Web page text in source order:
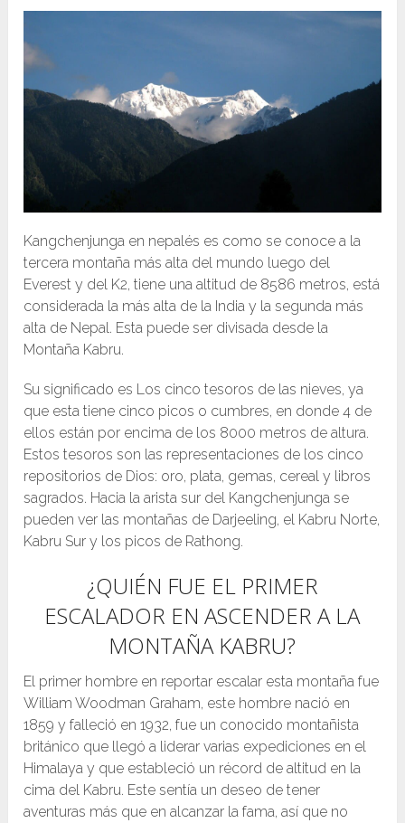
Kangchenjunga en nepalés es como se conoce a la
tercera montaña más alta del mundo luego del
Everest y del K2, tiene una altitud de 8586 metros, está
considerada la más alta de la India y la segunda más
alta de Nepal. Esta puede ser divisada desde la
Montaña Kabru.
Su significado es Los cinco tesoros de las nieves, ya
que esta tiene cinco picos o cumbres, en donde 4 de
ellos están por encima de los 8000 metros de altura.
Estos tesoros son las representaciones de los cinco
repositorios de Dios: oro, plata, gemas, cereal y libros
sagrados. Hacia la arista sur del Kangchenjunga se
pueden ver las montañas de Darjeeling, el Kabru Norte,
Kabru Sur y los picos de Rathong.
¿QUIÉN FUE EL PRIMER
ESCALADOR EN ASCENDER A LA
MONTAÑA KABRU?
El primer hombre en reportar escalar esta montaña fue
William Woodman Graham, este hombre nació en
1859 y falleció en 1932, fue un conocido montañista
británico que llegó a liderar varias expediciones en el
Himalaya y que estableció un récord de altitud en la
cima del Kabru. Este sentía un deseo de tener
aventuras más que en alcanzar la fama, así que no